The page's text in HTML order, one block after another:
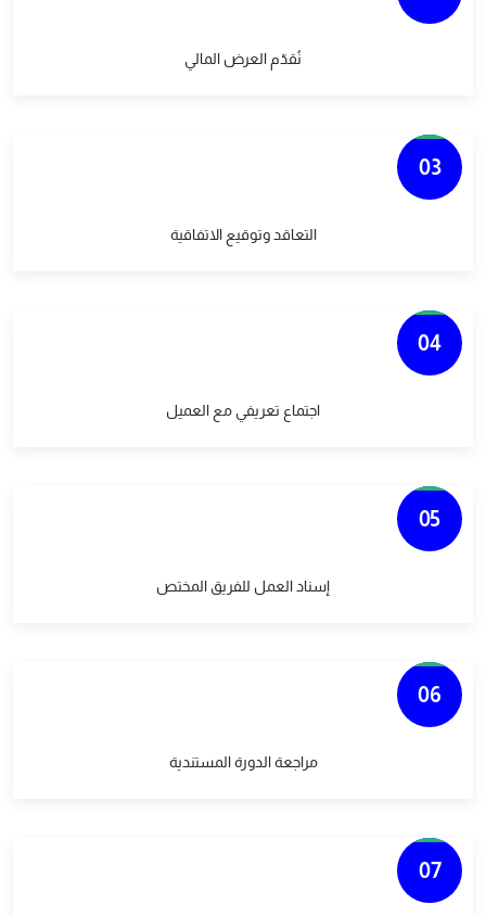
نُقدّم العرض المالي
03
التعاقد وتوقيع الاتفاقية
04
اجتماع تعريفي مع العميل
05
إسناد العمل للفريق المختص
06
مراجعة الدورة المستندية
07